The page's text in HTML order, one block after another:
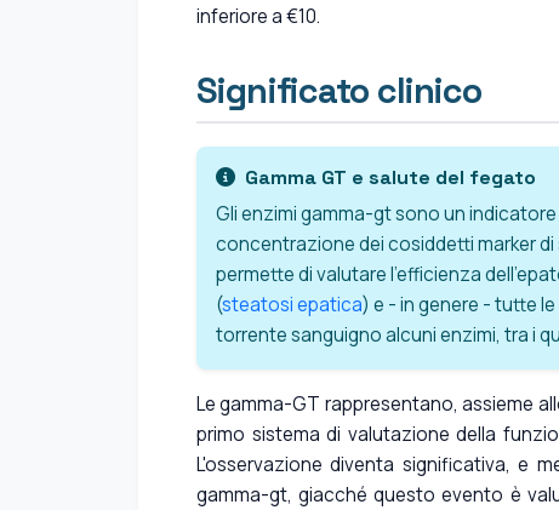
inferiore a €10.
Significato clinico
Gamma GT e salute del fegato
Gli enzimi gamma-gt sono un
concentrazione dei cosiddetti marker
permette di valutare l'efficienza
(steatosi epatica) e - in genere - tutte
torrente sanguigno alcuni enzimi, tra i
Le gamma-GT rappresentano, assieme
primo sistema di valutazione della
L'osservazione diventa significativa, e
gamma-gt, giacché questo evento è